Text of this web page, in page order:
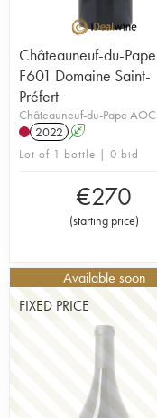
Châteauneuf-du-Pape
F601 Domaine Saint-
Préfert
Châteauneuf-du-Pape AOC
2022 A
Lot of 1 bottle | 0 bid
€270
(starting price)
Available soon
FIXED PRICE